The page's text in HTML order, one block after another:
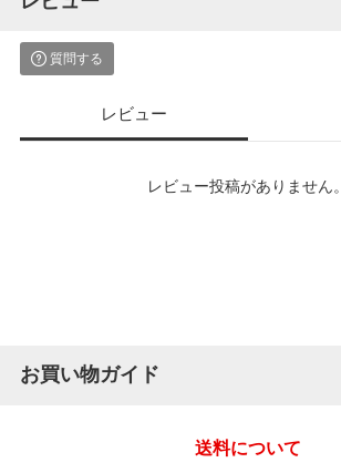
質問する
レビュー
レビュー投稿がありません。
お買い物ガイド
送料について